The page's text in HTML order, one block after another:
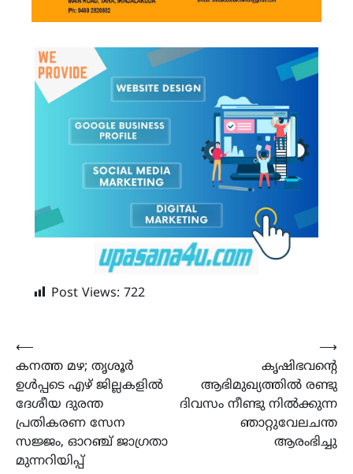
Post Views: 722
Post
navigation
⟵
കനത്ത മഴ; തൃശൂർ
ഉൾപ്പടെ എഴ് ജില്ലകളിൽ
ദേശീയ ദുരന്ത
പ്രതികരണ സേന
സജ്ജം, ഓറഞ്ച് ജാ​ഗ്രതാ
മുന്നറിയിപ്പ്
കൃഷിഭവന്‍റെ
ആഭിമുഖ്യത്തിൽ രണ്ടു
ദിവസം നീണ്ടു നിൽക്കുന്ന
ഞാറ്റുവേലചന്ത
ആരംഭിച്ചു
⟶